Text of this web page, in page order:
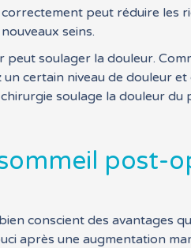
peut réduire les
seins.
soulager la douleur.
un certain niveau de douleur
soulage la douleur du
post-
conscient des avantages
après une augmentation